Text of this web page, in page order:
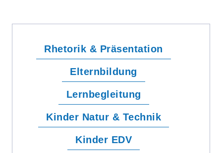
Rhetorik & Präsentation
Elternbildung
Lernbegleitung
Kinder Natur & Technik
Kinder EDV